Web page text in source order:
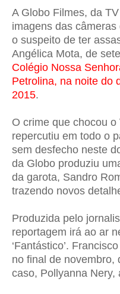
A Globo Filmes, da
imagens das
o suspeito de ter
Angélica Mota, de
Colégio Nossa
Petrolina, na noite do
2015.
O crime que chocou
repercutiu em todo o
sem desfecho neste
da Globo produziu
da garota, Sandro
trazendo novos
Produzida pelo
reportagem irá ao ar
‘Fantástico’.
no final de novembro,
caso, Pollyanna Nery,